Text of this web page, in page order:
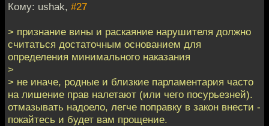
Кому: ushak, #27
> признание вины и раскаяние нарушителя должно
считаться достаточным основанием для
определения минимального наказания
>
> не иначе, родные и близкие парламентария часто
на лишение прав налетают (или чего посурьезней).
отмазывать надоело, легче поправку в закон внести -
покайтесь и будет вам прощение.